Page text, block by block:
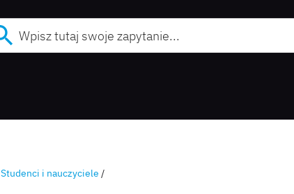
Studenci i nauczyciele /